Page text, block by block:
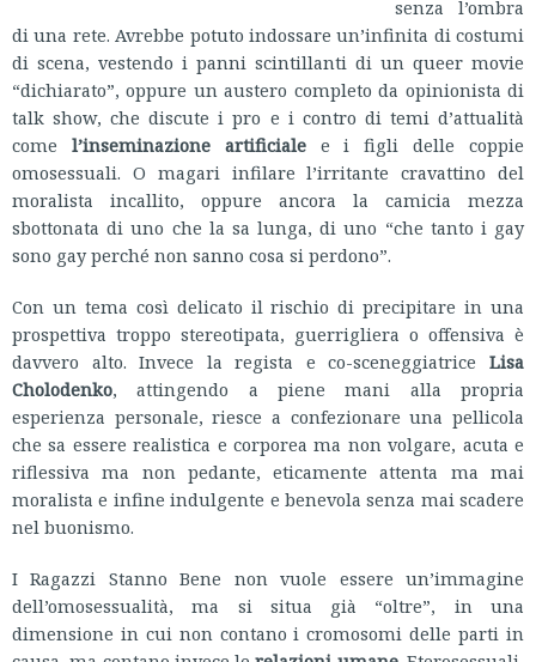
senza l’ombra
di una rete. Avrebbe potuto indossare un’infinita di costumi
di scena, vestendo i panni scintillanti di un queer movie
“dichiarato”, oppure un austero completo da opinionista di
talk show, che discute i pro e i contro di temi d’attualità
come l’inseminazione artificialee i figli delle coppie
omosessuali. O magari infilare l’irritante cravattino del
moralista incallito, oppure ancora la camicia mezza
sbottonata di uno che la sa lunga, di uno “che tanto i gay
sono gay perché non sanno cosa si perdono”.
Con un tema così delicato il rischio di precipitare in una
prospettiva troppo stereotipata, guerrigliera o offensiva è
davvero alto. Invece la regista e co-sceneggiatrice Lisa
Cholodenko, attingendo a piene mani alla propria
esperienza personale, riesce a confezionare una pellicola
che sa essere realistica e corporea ma non volgare, acuta e
riflessiva ma non pedante, eticamente attenta ma mai
moralista e infine indulgente e benevola senza mai scadere
nel buonismo.
I Ragazzi Stanno Bene non vuole essere un’immagine
dell’omosessualità, ma si situa già “oltre”, in una
dimensione in cui non contano i cromosomi delle parti in